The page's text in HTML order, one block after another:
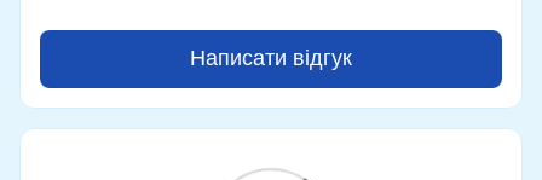
Написати відгук